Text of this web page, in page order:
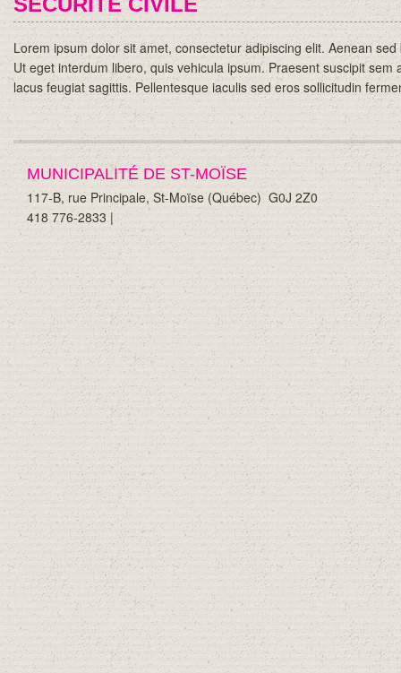
Lorem ipsum dolor sit amet, consectetur adipiscing elit. Aenean
Ut eget interdum libero, quis vehicula ipsum. Praesent suscipit
lacus feugiat sagittis. Pellentesque iaculis sed eros sollicitudin
MUNICIPALITÉ DE ST-MOÏSE
117-B, rue Principale, St-Moïse (Québec) G0J 2Z0
418 776-2833 |